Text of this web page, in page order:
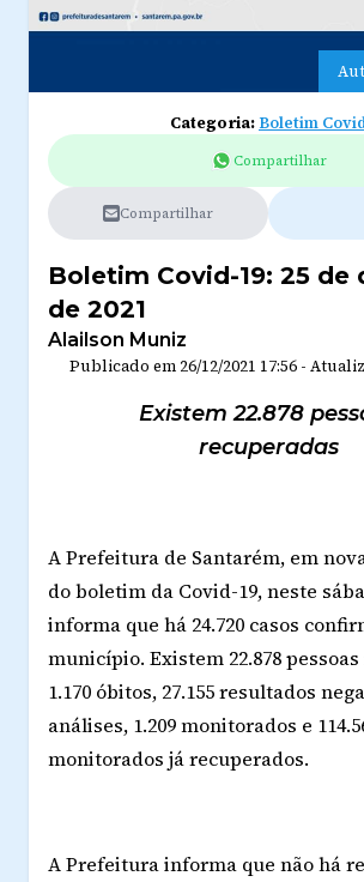
Categoria:Boletim
Compartilhar
Compartilhar
Boletim Covid-19: 25 de
de 2021
Alailson Muniz
Publicado em 26/12/2021 17:56 -
Existem 22.878
recuperadas
A Prefeitura de Santarém, em
do boletim da Covid-19, neste
informa que há 24.720 casos
município. Existem 22.878
1.170 óbitos, 27.155 resultados
análises, 1.209 monitorados e
monitorados já recuperados.
A Prefeitura informa que não há